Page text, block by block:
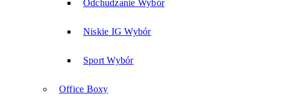
Odchudzanie Wybór
Niskie IG Wybór
Sport Wybór
Office Boxy